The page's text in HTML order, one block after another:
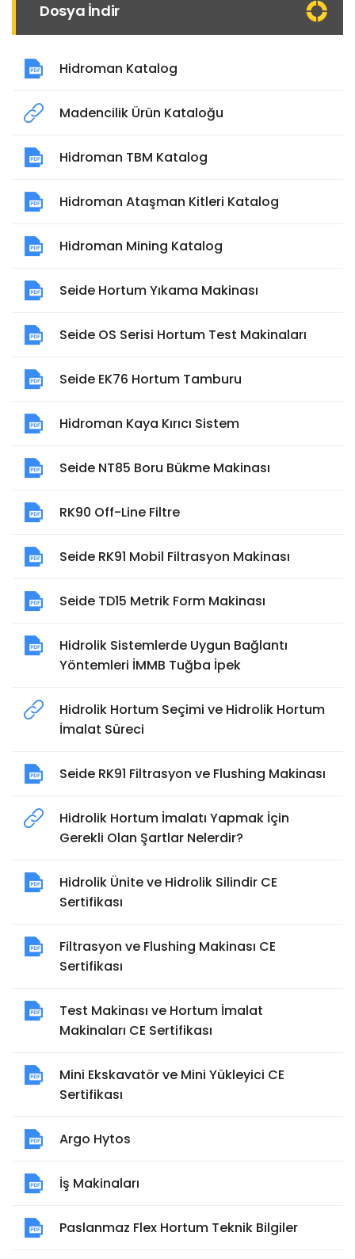
Dosya İndir
Hidroman Katalog
Madencilik Ürün Kataloğu
Hidroman TBM Katalog
Hidroman Ataşman Kitleri Katalog
Hidroman Mining Katalog
Seide Hortum Yıkama Makinası
Seide OS Serisi Hortum Test Makinaları
Seide EK76 Hortum Tamburu
Hidroman Kaya Kırıcı Sistem
Seide NT85 Boru Bükme Makinası
RK90 Off-Line Filtre
Seide RK91 Mobil Filtrasyon Makinası
Seide TD15 Metrik Form Makinası
Hidrolik Sistemlerde Uygun Bağlantı
Yöntemleri İMMB Tuğba İpek
Hidrolik Hortum Seçimi ve Hidrolik Hortum
İmalat Süreci
Seide RK91 Filtrasyon ve Flushing Makinası
Hidrolik Hortum İmalatı Yapmak İçin
Gerekli Olan Şartlar Nelerdir?
Hidrolik Ünite ve Hidrolik Silindir CE
Sertifikası
Filtrasyon ve Flushing Makinası CE
Sertifikası
Test Makinası ve Hortum İmalat
Makinaları CE Sertifikası
Mini Ekskavatör ve Mini Yükleyici CE
Sertifikası
Argo Hytos
İş Makinaları
Paslanmaz Flex Hortum Teknik Bilgiler